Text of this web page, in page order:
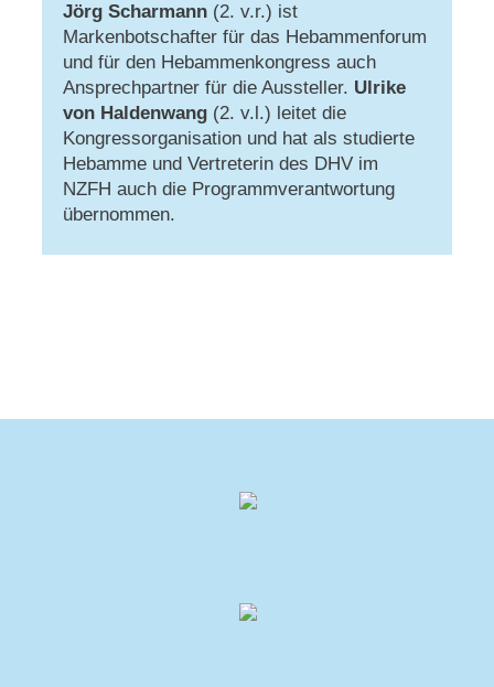
Jörg Scharmann(2. v.r.) ist
Markenbotschafter für das Hebammenforum
und für den Hebammenkongress auch
Ansprechpartner für die Aussteller. Ulrike
von Haldenwang(2. v.l.) leitet die
Kongressorganisation und hat als studierte
Hebamme und Vertreterin des DHV im
NZFH auch die Programmverantwortung
übernommen.